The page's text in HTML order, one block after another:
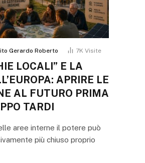
Gerardo Roberto 7K Visite
LOCALI” E LA
APRIRE LE
AL FUTURO PRIMA
TARDI
aree interne il potere può
più chiuso proprio